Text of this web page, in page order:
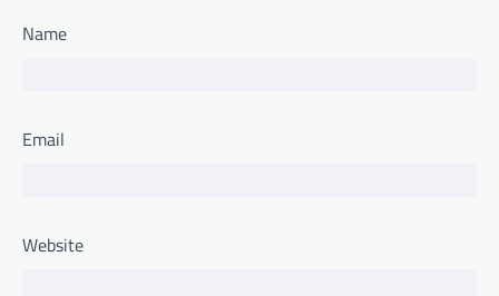
Name
Email
Website